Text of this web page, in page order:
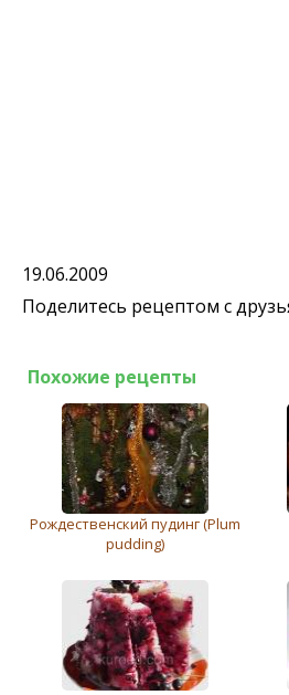
19.06.2009
Поделитесь рецептом с
Похожие рецепты
Рождественский пудинг (Plum
pudding)